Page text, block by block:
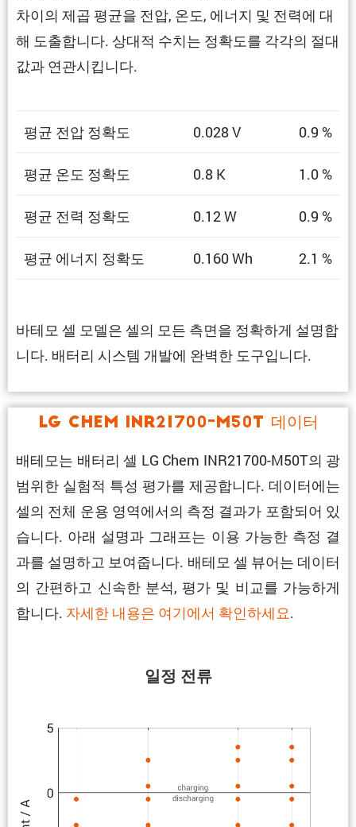
차이의 제곱 평균을 전압, 온도, 에너지 및 전력에 대
해 도출합니다. 상대적 수치는 정확도를 각각의 절대
값과 연관시킵니다.
평균 전압 정확도 0.028 V 0.9 %
평균 온도 정확도 0.8 K 1.0 %
평균 전력 정확도 0.12 W 0.9 %
평균 에너지 정확도 0.160 Wh 2.1 %
바테모 셀 모델은 셀의 모든 측면을 정확하게 설명합
니다. 배터리 시스템 개발에 완벽한 도구입니다.
LG Chem INR21700-M50T 데이터
배테모는 배터리 셀 LG Chem INR21700-M50T의 광
범위한 실험적 특성 평가를 제공합니다. 데이터에는
셀의 전체 운용 영역에서의 측정 결과가 포함되어 있
습니다. 아래 설명과 그래프는 이용 가능한 측정 결
과를 설명하고 보여줍니다. 배테모 셀 뷰어는 데이터
의 간편하고 신속한 분석, 평가 및 비교를 가능하게
합니다. 자세한 내용은 여기에서 확인하세요.
일정 전류